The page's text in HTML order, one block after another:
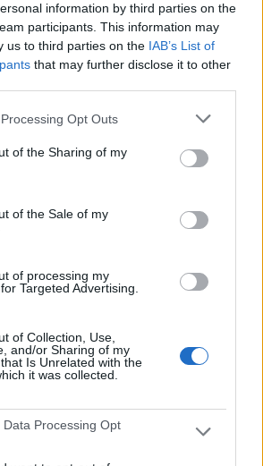
information by third parties on the
participants. This information may
us to third parties on the IAB’s List of
that may further disclose it to other
Opt Outs
of the Sharing of my
of the Sale of my
of processing my
Targeted Advertising.
of Collection, Use,
and/or Sharing of my
Is Unrelated with the
it was collected.
Processing Opt
Ver ranking completo
CANALES TV
1172
SIN PARTIDO
GRATUÍTO
visitante
MÁXIMO
VS Club Siero
POR EQUIPOS
1 (25%)